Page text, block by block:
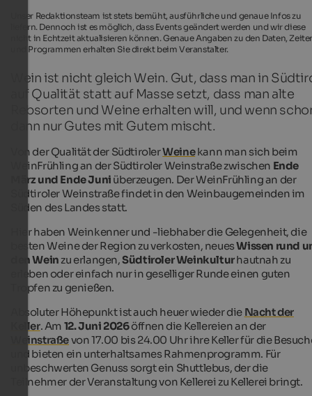
Unser Redaktionsteam ist stets bemüht, ausführliche und genaue Infos zu
liefern. Dennoch ist es möglich, dass Events geändert werden und wir diese
nicht in Echtzeit aktualisieren können. Genaue Angaben zu den Daten,
und Programmen erhalten Sie direkt beim Veranstalter.
Wein ist nicht gleich Wein. Gut, dass man in
auf Qualität statt auf Masse setzt, dass man alte
Rebsorten und Weine erhalten will, und wenn
dann nur Gutes mit Gutem mischt.
Von der Qualität der SüdtirolerWeinekann man sich beim
WeinFrühling an der Südtiroler Weinstraße zwischen Ende
März und Ende Juni überzeugen. Der WeinFrühling an der
Südtiroler Weinstraße findet in den Weinbaugemeinden im
Süden des Landes statt.
Hier haben Weinkenner und -liebhaber die Gelegenheit, die
besten Weine der Region zu verkosten, neuesWissen rund
den Wein zu erlangen,Südtiroler Weinkulturhautnah zu
erleben oder einfach nur in geselliger Runde einen guten
Tropfen zu genießen.
Absoluter Höhepunkt ist auch heuer wieder die Nacht der
Keller. Am 12. Juni 2026öffnen die Kellereien an der
Weinstraßevon 17.00 bis 24.00 Uhr ihre Keller für die
und bieten ein unterhaltsames Rahmenprogramm. Für
unbeschwerten Genuss sorgt ein Shuttlebus, der die
Teilnehmer der Veranstaltung von Kellerei zu Kellerei bringt.